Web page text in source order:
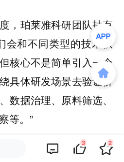
，珀莱雅科研团队持有
会和不同类型的技术伙
核心不是简单引入一个
具体研发场景去验证价
数据治理、原料筛选、
等。”
方合作的过程中，对此
3 2